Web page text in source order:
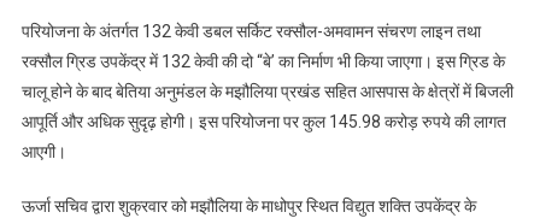
किया
परियोजना के अंतर्गत 132 केवी डबल सर्किट रक्सौल-अमवामन संचरण लाइन तथा
रक्सौल ग्रिड उपकेंद्र में 132 केवी की दो “बे’ का निर्माण भी किया जाएगा। इस ग्रिड के
चालू होने के बाद बेतिया अनुमंडल के मझौलिया प्रखंड सहित आसपास के क्षेत्रों में बिजली
आपूर्ति और अधिक सुदृढ़ होगी। इस परियोजना पर कुल 145.98 करोड़ रुपये की लागत
आएगी।
ऊर्जा सचिव द्वारा शुक्रवार को मझौलिया के माधोपुर स्थित विद्युत शक्ति उपकेंद्र के